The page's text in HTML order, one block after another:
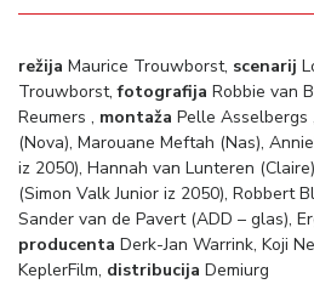
režija Maurice Trouwborst, scenarij
Trouwborst,fotografija Robbie van
Reumers , montaža Pelle Asselbergs ,
(Nova), Marouane Meftah (Nas),
iz 2050), Hannah van Lunteren
(Simon Valk Junior iz 2050), Robbert
Sander van de Pavert (ADD – glas),
producenta Derk-Jan Warrink, Koji
KeplerFilm, distribucija Demiurg